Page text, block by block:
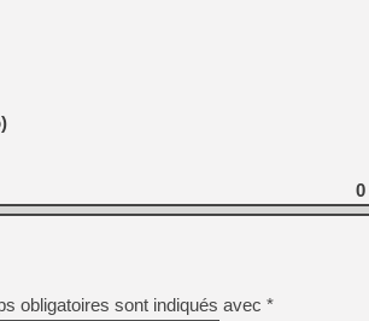
[GK] Suikoden Star Leap
[Mo5] La mini borne
[GK] Pourquoi Marvel
0
obligatoires sont indiqués avec *